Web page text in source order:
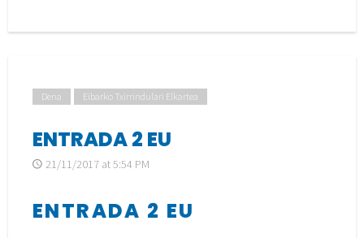
Dena Eibarko Txirrindulari Elkartea
ENTRADA 2 EU
21/11/2017 at 5:54 PM
ENTRADA 2 EU